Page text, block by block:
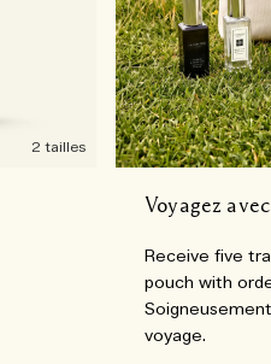
2 tailles
Voyagez
Receive five
pouch with
voyage.